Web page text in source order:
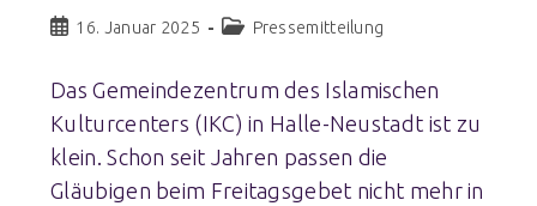
16. Januar 2025 Pressemitteilung
Das Gemeindezentrum des Islamischen
Kulturcenters (IKC) in Halle-Neustadt ist zu
klein. Schon seit Jahren passen die
Gläubigen beim Freitagsgebet nicht mehr in